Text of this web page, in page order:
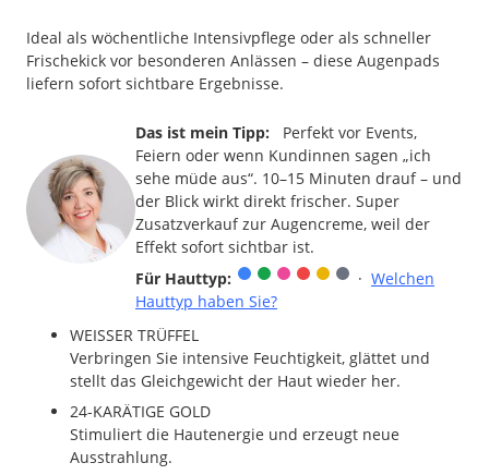
Ideal als wöchentliche Intensivpflege oder als schneller
Frischekick vor besonderen Anlässen – diese Augenpads
liefern sofort sichtbare Ergebnisse.
Das ist mein Tipp: Perfekt vor Events,
Feiern oder wenn Kundinnen sagen „ich
sehe müde aus“. 10–15 Minuten drauf – und
der Blick wirkt direkt frischer. Super
Zusatzverkauf zur Augencreme, weil der
Effekt sofort sichtbar ist.
Für Hauttyp:
· Welchen
Hauttyp haben Sie?
WEISSER TRÜFFEL
Verbringen Sie intensive Feuchtigkeit, glättet und
stellt das Gleichgewicht der Haut wieder her.
24-KARÄTIGE GOLD
Stimuliert die Hautenergie und erzeugt neue
Ausstrahlung.